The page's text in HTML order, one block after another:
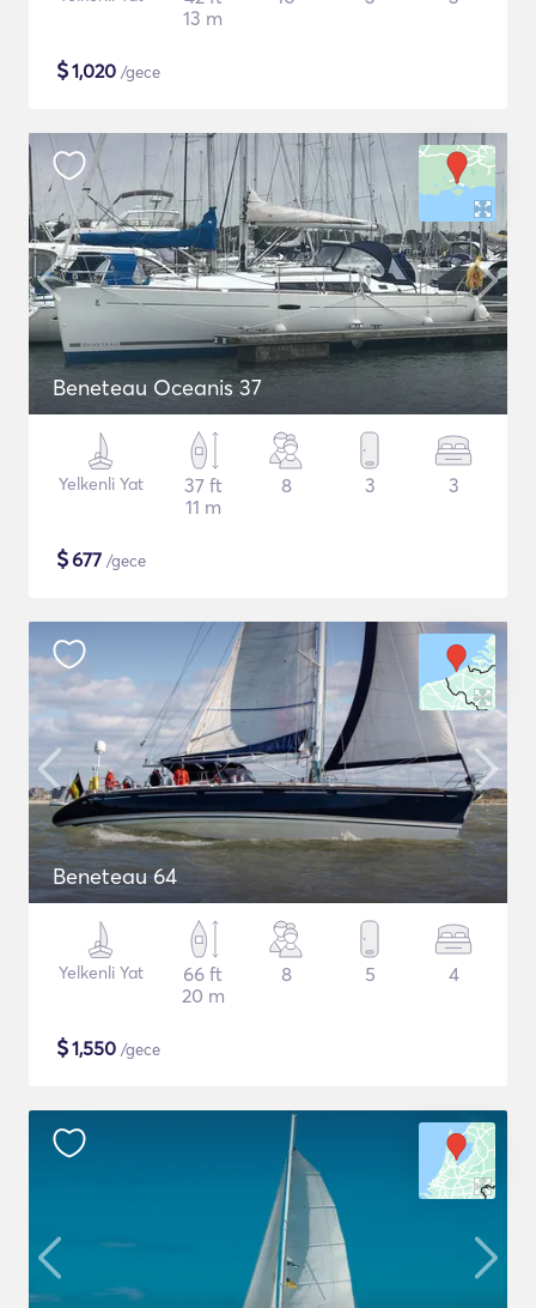
13 m
$1,020 /gece
Beneteau Oceanis 37
Yelkenli Yat
37 ft
11 m
8 3 3
$677 /gece
Beneteau 64
Yelkenli Yat
66 ft
20 m
8 5 4
$1,550 /gece